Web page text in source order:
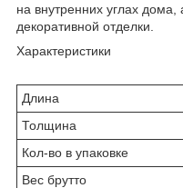
на внутренних углах
декоративной отделки.
Характеристики
Длина
Толщина
Кол-во в упаковке
Вес брутто